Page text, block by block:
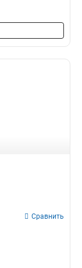
Сравнить